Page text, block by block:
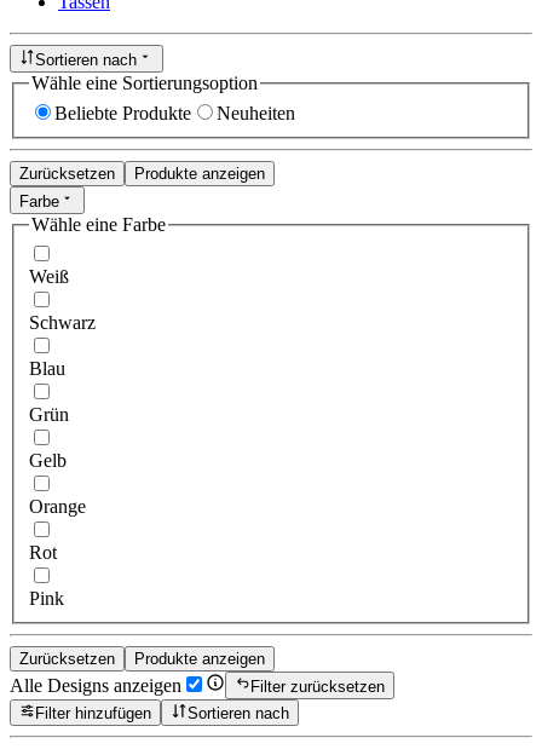
Sortieren nach
Wähle eine Sortierungsoption
Beliebte Produkte
Neuheiten
Zurücksetzen
Produkte anzeigen
Farbe
Wähle eine Farbe
Weiß
Schwarz
Blau
Grün
Gelb
Orange
Rot
Pink
Zurücksetzen Produkte anzeigen
Alle Designs anzeigen
Filter zurücksetzen
Filter hinzufügen
Sortieren nach